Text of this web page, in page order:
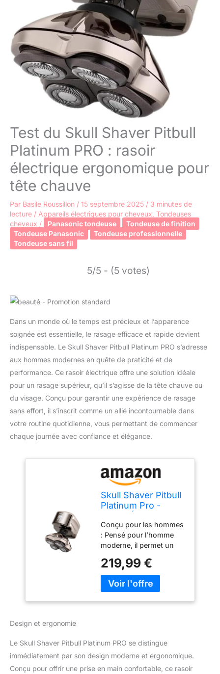
Test du Skull Shaver Pitbull
Platinum PRO : rasoir
électrique ergonomique pour
tête chauve
Par Basile Roussillon / 15 septembre 2025 / 3 minutes de
lecture / Appareils électriques pour cheveux Tondeuses
cheveux / Panasonic tondeuse
Tondeuse de finition
Tondeuse Panasonic
Tondeuse professionnelle
Tondeuse sans fil
5/5 - (5 votes)
Dans un monde où le temps est précieux et l’apparence
soignée est essentielle, le rasage efficace et rapide devient
indispensable. Le Skull Shaver Pitbull Platinum PRO s’adresse
aux hommes modernes en quête de praticité et de
performance. Ce rasoir électrique offre une solution idéale
pour un rasage supérieur, qu’il s’agisse de la tête chauve ou
du visage. Conçu pour garantir une expérience de rasage
sans effort, il s’inscrit comme un allié incontournable dans
votre routine quotidienne, vous permettant de commencer
chaque journée avec confiance et élégance.
Skull Shaver Pitbull
Platinum Pro -
Homme - Sans Fil,
Rechargeable,
Humide/Sec,
Ergonomique pour
Crâne Chauve -
Avec Socle de
Rinçage et Étui de
Voyage
Conçu pour les hommes
: Pensé pour l’homme
moderne, il permet un
ainsi que l’entretien d’un
crâne lisse, offrant une
expérience de soin
routine de soin simple et
efficace, où que vous
alliez Performance Axée
219,99 €
Design et ergonomie
Le Skull Shaver Pitbull Platinum PRO se distingue
immédiatement par son design moderne et ergonomique.
Conçu pour offrir une prise en main confortable, ce rasoir